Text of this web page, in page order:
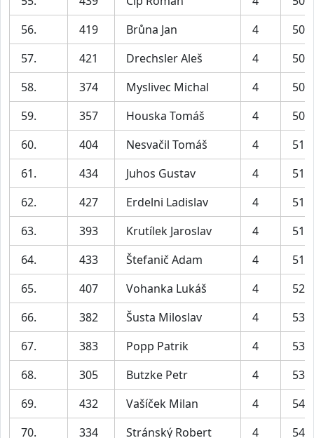
56.
419 Brůna Jan 4
57.
421 Drechsler Aleš 4
58.
374 Myslivec Michal 4
59.
357 Houska Tomáš 4
60.
404 Nesvačil Tomáš 4
61.
434 Juhos Gustav 4
62.
427 Erdelni Ladislav 4
63.
393 Krutílek Jaroslav 4
64.
433 Štefanič Adam 4
65.
407 Vohanka Lukáš 4
66.
382 Šusta Miloslav 4
67.
383 Popp Patrik 4
68.
305 Butzke Petr 4
69.
432 Vašíček Milan 4
70.
334 Stránský Robert 4